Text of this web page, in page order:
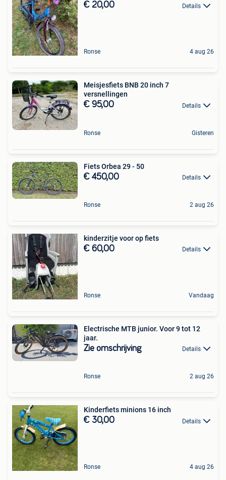
€ 20,00 Details
Ronse 4 aug 26
Meisjesfiets BNB 20 inch 7
versnellingen
€ 95,00 Details
Ronse Gisteren
Fiets Orbea 29 - 50
€ 450,00 Details
Ronse 2 aug 26
kinderzitje voor op fiets
€ 60,00 Details
Ronse Vandaag
Electrische MTB junior. Voor 9 tot 12
jaar.
Zie omschrijving Details
Ronse 2 aug 26
Kinderfiets minions 16 inch
€ 30,00 Details
Ronse 4 aug 26